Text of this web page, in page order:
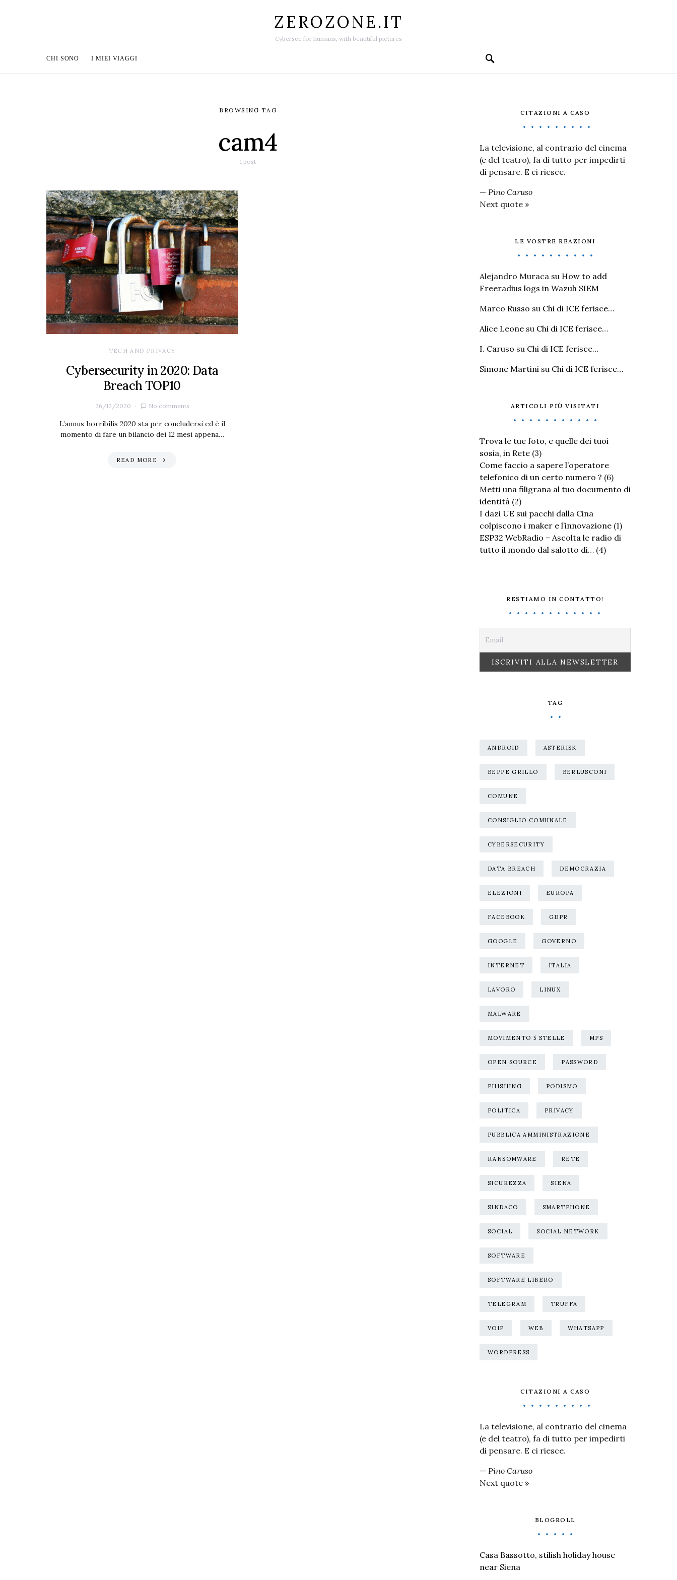
ZEROZONE.IT
Cybersec for humans, with beautiful pictures
CHI SONO I MIEI VIAGGI
BROWSING TAG
cam4
1 post
TECH AND PRIVACY
Cybersecurity in 2020: Data
Breach TOP10
26/12/2020 No comments
L’annus horribilis 2020 sta per concludersi ed è il
momento di fare un bilancio dei 12 mesi appena…
READ MORE
CITAZIONI A CASO
La televisione, al contrario del cinema
(e del teatro), fa di tutto per impedirti
di pensare. E ci riesce.
— Pino Caruso
Next quote »
LE VOSTRE REAZIONI
Alejandro Muraca su How to add
Freeradius logs in Wazuh SIEM
Marco Russo su Chi di ICE ferisce…
Alice Leone su Chi di ICE ferisce…
I. Caruso su Chi di ICE ferisce…
Simone Martini su Chi di ICE ferisce…
ARTICOLI PIÙ VISITATI
Trova le tue foto, e quelle dei tuoi
sosia, in Rete (3)
Come faccio a sapere l’operatore
telefonico di un certo numero ? (6)
Metti una filigrana al tuo documento di
identità (2)
I dazi UE sui pacchi dalla Cina
colpiscono i maker e l’innovazione (1)
ESP32 WebRadio – Ascolta le radio di
tutto il mondo dal salotto di… (4)
RESTIAMO IN CONTATTO!
TAG
ANDROID ASTERISK
BEPPE GRILLO BERLUSCONI
COMUNE
CONSIGLIO COMUNALE
CYBERSECURITY
DATA BREACH DEMOCRAZIA
ELEZIONI EUROPA
FACEBOOK GDPR
GOOGLE GOVERNO
INTERNET ITALIA
LAVORO LINUX
MALWARE
MOVIMENTO 5 STELLE MPS
OPEN SOURCE PASSWORD
PHISHING PODISMO
POLITICA PRIVACY
PUBBLICA AMMINISTRAZIONE
RANSOMWARE RETE
SICUREZZA SIENA
SINDACO SMARTPHONE
SOCIAL SOCIAL NETWORK
SOFTWARE
SOFTWARE LIBERO
TELEGRAM TRUFFA
VOIP WEB WHATSAPP
WORDPRESS
CITAZIONI A CASO
La televisione, al contrario del cinema
(e del teatro), fa di tutto per impedirti
di pensare. E ci riesce.
— Pino Caruso
Next quote »
BLOGROLL
Casa Bassotto, stilish holiday house
near Siena